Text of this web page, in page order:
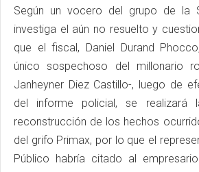
Según un vocero del grupo de la
investiga el aún no resuelto y
que el fiscal, Daniel Durand
único sospechoso del millonario
Janheyner Diez Castillo-, luego de
del informe policial, se realizará
reconstrucción de los hechos
del grifo Primax, por lo que el
Público habría citado al